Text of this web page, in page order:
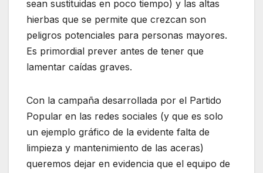
sean sustituidas en poco tiempo) y las altas
hierbas que se permite que crezcan son
peligros potenciales para personas mayores.
Es primordial prever antes de tener que
lamentar caídas graves.
Con la campaña desarrollada por el Partido
Popular en las redes sociales (y que es solo
un ejemplo gráfico de la evidente falta de
limpieza y mantenimiento de las aceras)
queremos dejar en evidencia que el equipo de